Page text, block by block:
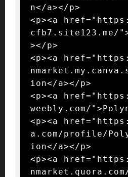
n</a></p>
<p><a
cfb7.site123.me/
></p>
<p><a
ion</a></p>
<p><a
weebly.com/
<p><a
a.com/profile/
ion</a></p>
<p><a